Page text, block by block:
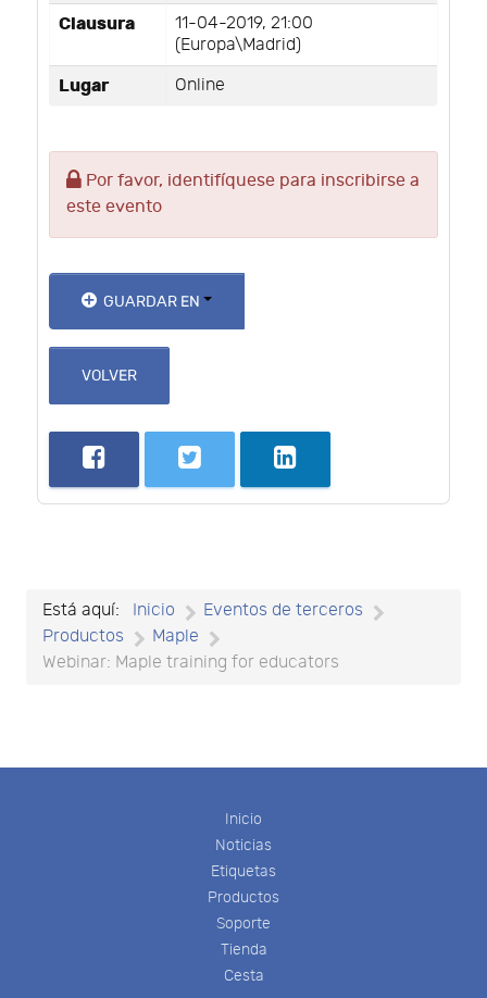
Clausura
11-04-2019, 21:00
(Europa\Madrid)
Lugar Online
Por favor, identifíquese para inscribirse a
este evento
GUARDAR EN
VOLVER
Está aquí: Inicio
Eventos de terceros
Productos
Maple
Webinar: Maple training for educators
Inicio
Noticias
Etiquetas
Productos
Soporte
Tienda
Cesta